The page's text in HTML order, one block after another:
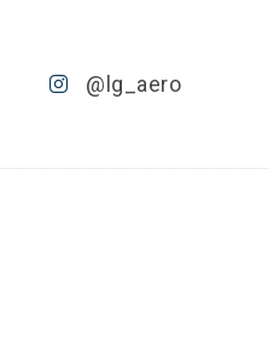
@lg_aero